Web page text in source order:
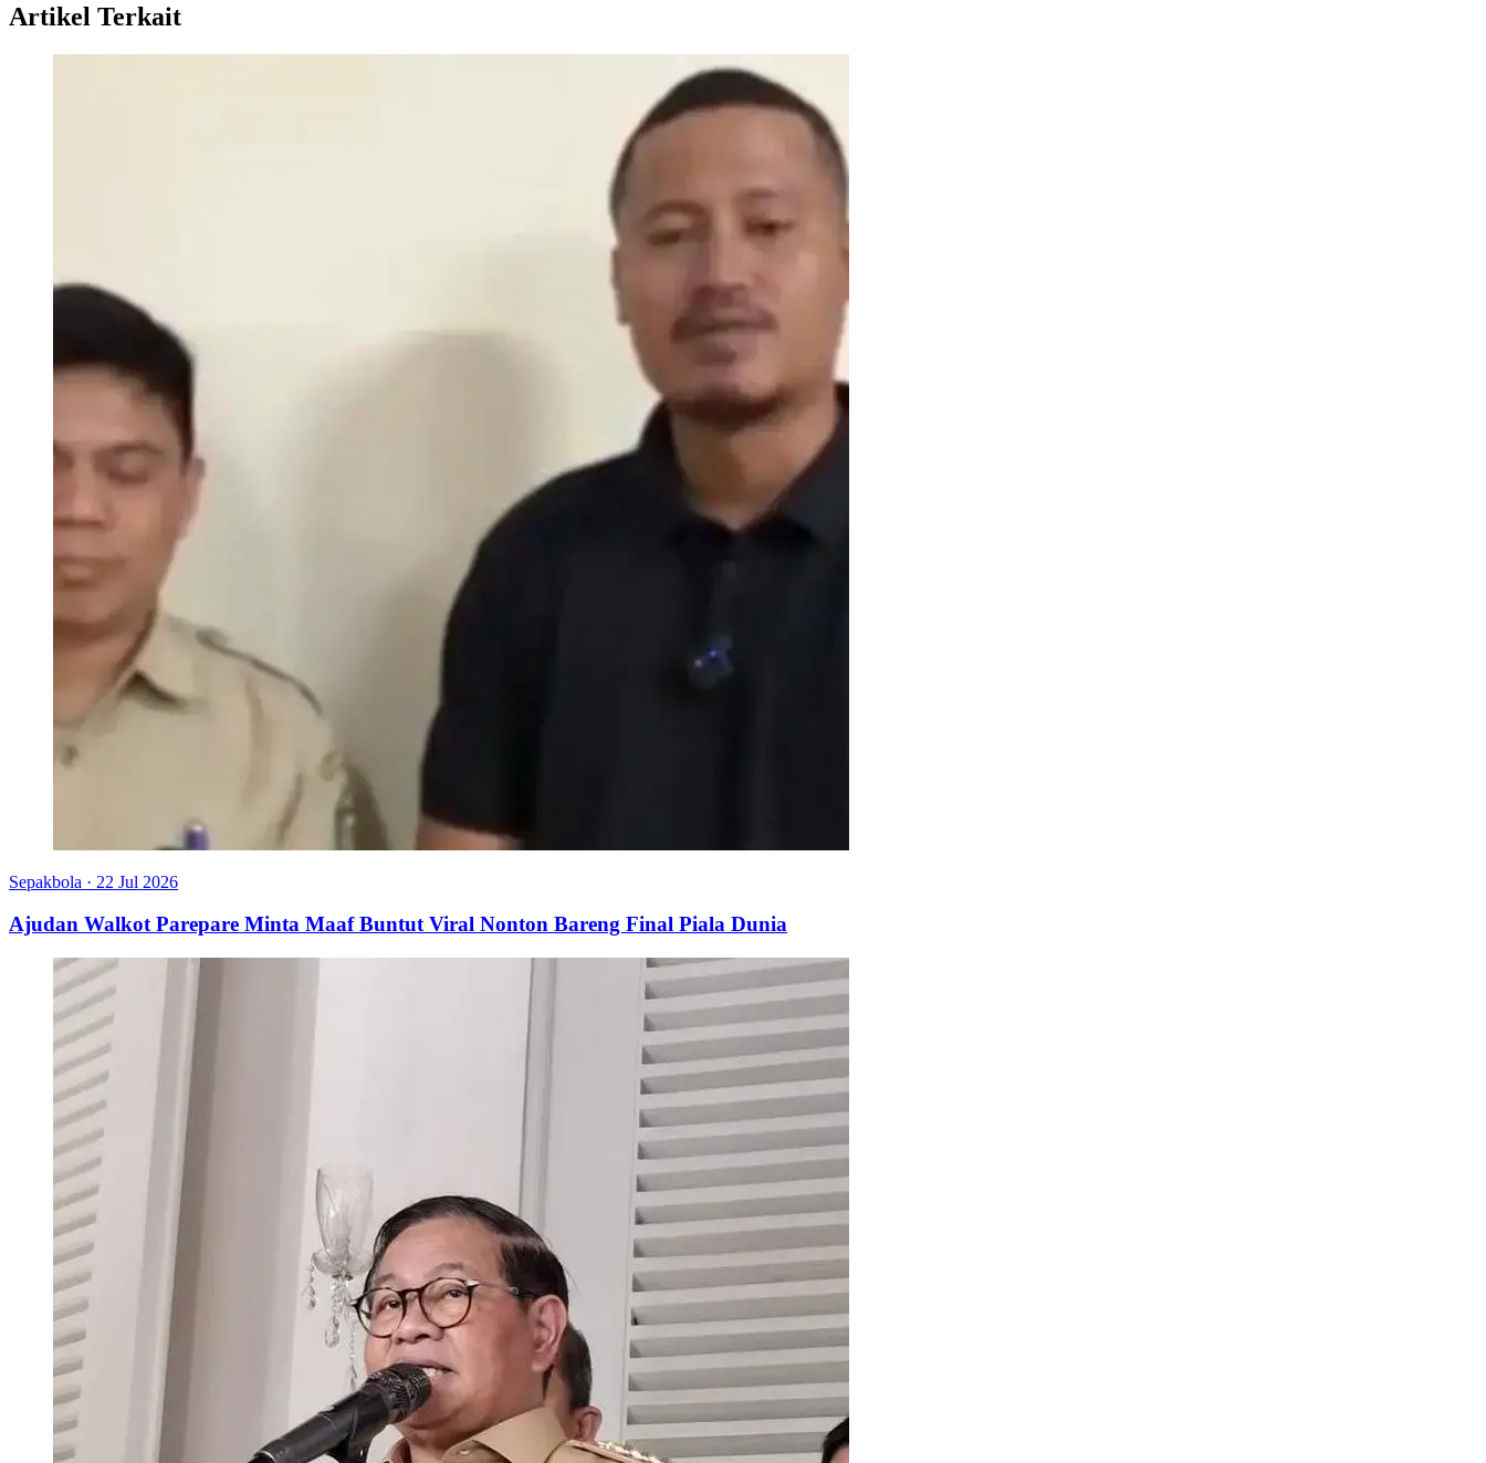
Artikel Terkait
Sepakbola · 22 Jul 2026
Ajudan Walkot Parepare Minta Maaf Buntut Viral Nonton Bareng Final Piala Dunia